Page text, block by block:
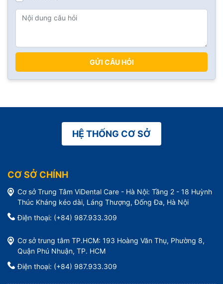
GỬI CÂU HỎI
HỆ THỐNG CƠ SỞ
CƠ SỞ CHÍNH
Cơ sở Trung Tâm ViDental Care - Hà Nội: Tầng 2 - 18 Huỳnh
Thúc Kháng kéo dài, Láng Thượng, Đống Đa, Hà Nội
Điện thoại: (+84) 987.933.309
Cơ sở trung tâm TP.HCM: 193 Hoàng Văn Thụ, Phường 8,
Quận Phú Nhuận, TP. HCM
Điện thoại: (+84) 987.933.309